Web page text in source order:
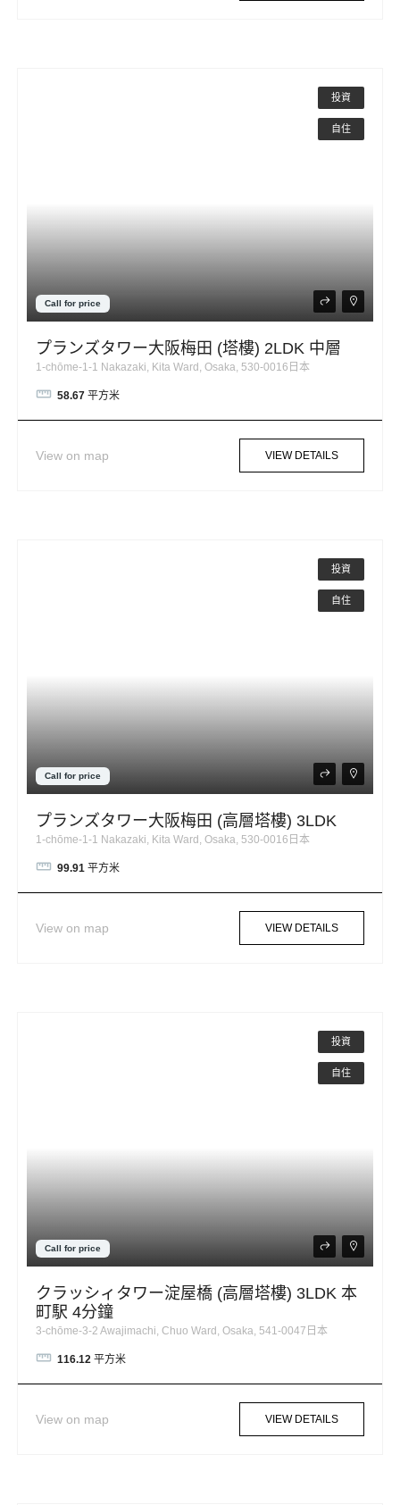
投資
自住
Call for price
プランズタワー大阪梅田 (塔樓) 2LDK 中層
1-chōme-1-1 Nakazaki, Kita Ward, Osaka, 530-0016日本
58.67 平方米
View on map VIEW DETAILS
投資
自住
Call for price
プランズタワー大阪梅田 (高層塔樓) 3LDK
1-chōme-1-1 Nakazaki, Kita Ward, Osaka, 530-0016日本
99.91 平方米
View on map VIEW DETAILS
投資
自住
Call for price
クラッシィタワー淀屋橋 (高層塔樓) 3LDK 本
町駅 4分鐘
3-chōme-3-2 Awajimachi, Chuo Ward, Osaka, 541-0047日本
116.12 平方米
View on map VIEW DETAILS